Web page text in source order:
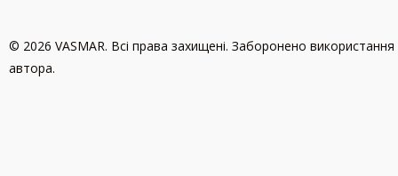
© 2026 VASMAR. Всі права захищені. Заборонено використання
автора.